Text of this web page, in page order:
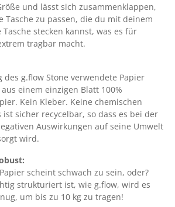
und lässt sich zusammenklappen,
Tasche zu passen, die du mit deinem
stecken kannst, was es für
tragbar macht.
des g.flow Stone verwendete Papier
einem einzigen Blatt 100%
Kein Kleber. Keine chemischen
ist sicher recycelbar, so dass es bei der
Auswirkungen auf seine Umwelt
wird.
scheint schwach zu sein, oder?
strukturiert ist, wie g.flow, wird es
um bis zu 10 kg zu tragen!